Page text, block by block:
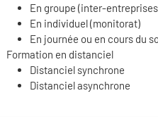
En groupe (inter-
En individuel (monitorat)
En journée ou en cours du
Formation en distanciel
Distanciel synchrone
Distanciel asynchrone